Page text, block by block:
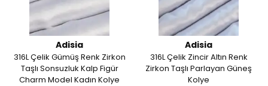
Adisia
316L Çelik Gümüş Renk Zirkon
Taşlı Sonsuzluk Kalp Figür
Charm Model Kadın Kolye
Adisia
316L Çelik Zincir Altın Renk
Zirkon Taşlı Parlayan Güneş
Kolye